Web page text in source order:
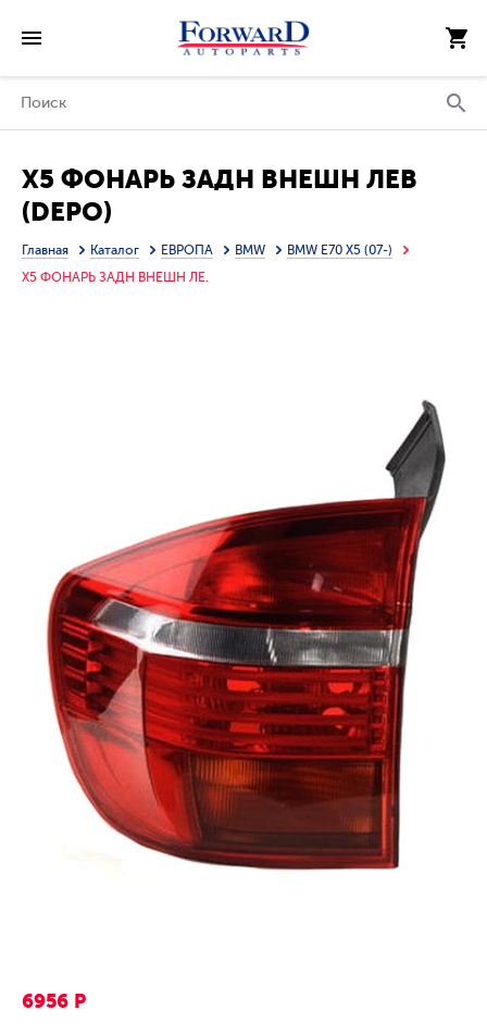
X5 ФОНАРЬ ЗАДН ВНЕШН ЛЕВ
(DEPO)
Главная Каталог ЕВРОПА BMW
BMW E70 X5 (07-)
X5 ФОНАРЬ ЗАДН ВНЕШН ЛЕ.
6956 Р